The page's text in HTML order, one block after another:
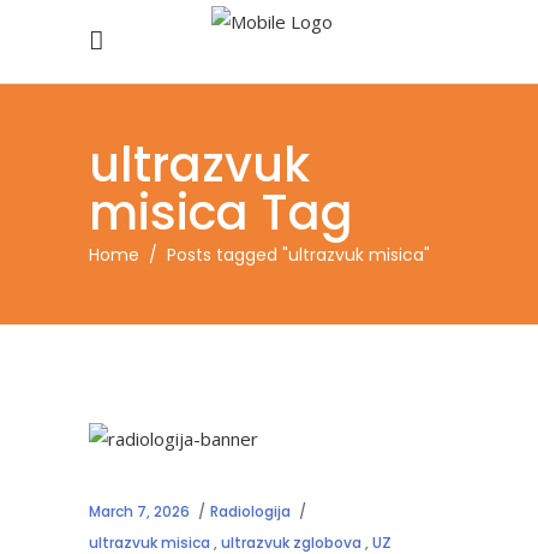
ultrazvuk
misica Tag
Home / Posts tagged "ultrazvuk misica"
March 7, 2026
Radiologija
ultrazvuk misica ,ultrazvuk zglobova ,UZ